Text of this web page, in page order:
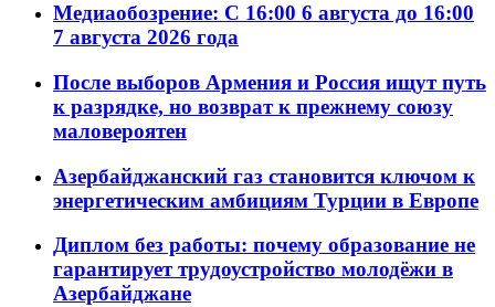
Медиаобозрение: С 16:00 6 августа до 16:00
7 августа 2026 года
После выборов Армения и Россия ищут путь
к разрядке, но возврат к прежнему союзу
маловероятен
Азербайджанский газ становится ключом к
энергетическим амбициям Турции в Европе
Диплом без работы: почему образование не
гарантирует трудоустройство молодёжи в
Азербайджане